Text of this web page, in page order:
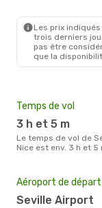
Les prix
trois derniers
pas être
que la
Temps de vol
3 h et 5 m
Le temps de vol de Séville vers
Nice est env. 3 h et 5
Aéroport de départ
Seville Airport